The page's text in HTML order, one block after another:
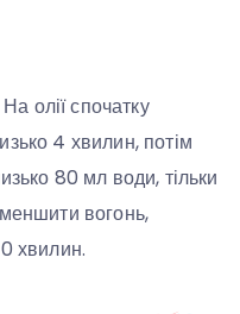
олії спочатку
4 хвилин, потім
80 мл води, тільки
вогонь,
хвилин.